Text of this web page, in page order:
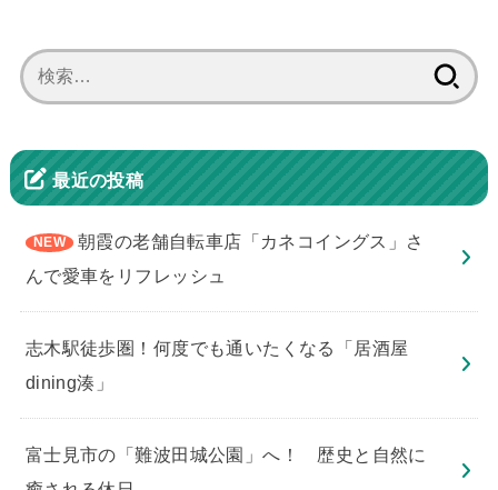
索:
最近の投稿
朝霞の老舗自転車店「カネコイングス」さ
んで愛車をリフレッシュ
志木駅徒歩圏！何度でも通いたくなる「居酒屋
dining湊」
​富士見市の「難波田城公園」へ！ 歴史と自然に